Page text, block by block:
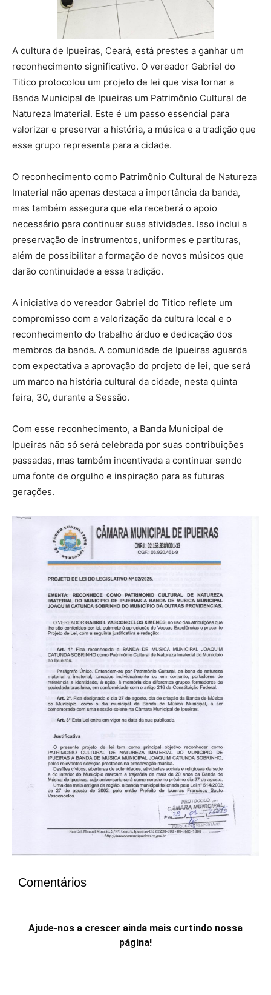
A cultura de Ipueiras, Ceará, está prestes a ganhar um
reconhecimento significativo. O vereador Gabriel do
Titico protocolou um projeto de lei que visa tornar a
Banda Municipal de Ipueiras um Patrimônio Cultural de
Natureza Imaterial. Este é um passo essencial para
valorizar e preservar a história, a música e a tradição que
esse grupo representa para a cidade.
O reconhecimento como Patrimônio Cultural de Natureza
Imaterial não apenas destaca a importância da banda,
mas também assegura que ela receberá o apoio
necessário para continuar suas atividades. Isso inclui a
preservação de instrumentos, uniformes e partituras,
além de possibilitar a formação de novos músicos que
darão continuidade a essa tradição.
A iniciativa do vereador Gabriel do Titico reflete um
compromisso com a valorização da cultura local e o
reconhecimento do trabalho árduo e dedicação dos
membros da banda. A comunidade de Ipueiras aguarda
com expectativa a aprovação do projeto de lei, que será
um marco na história cultural da cidade, nesta quinta
feira, 30, durante a Sessão.
Com esse reconhecimento, a Banda Municipal de
Ipueiras não só será celebrada por suas contribuições
passadas, mas também incentivada a continuar sendo
uma fonte de orgulho e inspiração para as futuras
gerações.
Comentários
Ajude-nos a crescer ainda mais curtindo nossa
página!